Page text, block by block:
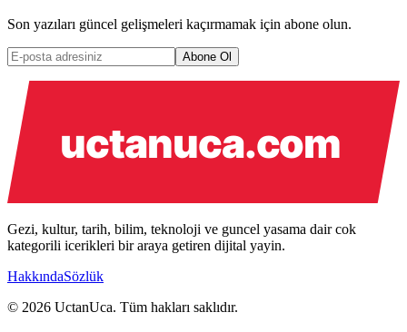
Son yazıları güncel gelişmeleri kaçırmamak için abone olun.
Abone Ol
Gezi, kultur, tarih, bilim, teknoloji ve guncel yasama dair cok
kategorili icerikleri bir araya getiren dijital yayin.
HakkındaSözlük
© 2026 UctanUca. Tüm hakları saklıdır.